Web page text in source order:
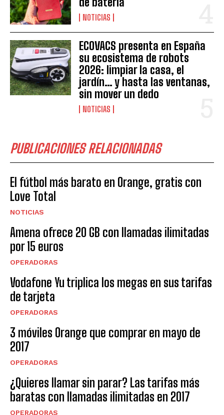
NOTICIAS
ECOVACS presenta en España
su ecosistema de robots
2026: limpiar la casa, el
jardín… y hasta las ventanas,
sin mover un dedo
NOTICIAS
PUBLICACIONES RELACIONADAS
El fútbol más barato en Orange, gratis con
Love Total
NOTICIAS
Amena ofrece 20 GB con llamadas ilimitadas
por 15 euros
OPERADORAS
Vodafone Yu triplica los megas en sus tarifas
de tarjeta
OPERADORAS
3 móviles Orange que comprar en mayo de
2017
OPERADORAS
¿Quieres llamar sin parar? Las tarifas más
baratas con llamadas ilimitadas en 2017
OPERADORAS